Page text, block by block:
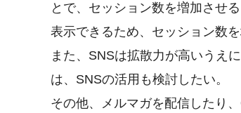
とで、セッション数を増加させ
表示できるため、セッション数を
また、SNSは拡散力が高いうえ
は、SNSの活用も検討したい。
その他、メルマガを配信したり